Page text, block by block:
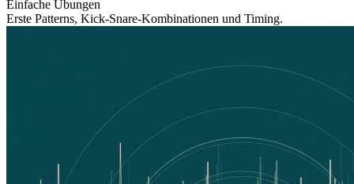
Einfache Übungen
Erste Patterns, Kick-Snare-Kombinationen und Timing.